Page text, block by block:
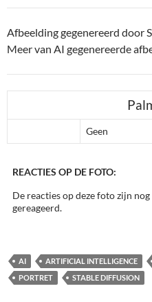
Afbeelding gegenereerd door
Meer van AI gegenereerde
Geen
REACTIES OP DE FOTO:
De reacties op deze foto zijn
gereageerd.
AI ARTIFICIAL INTELLIGENCE
PORTRET
STABLE DIFFUSION